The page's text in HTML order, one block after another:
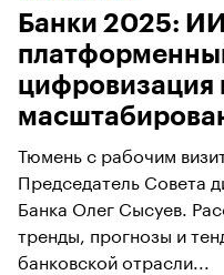
Банки 2025:
цифровизация
Тюмень с рабочим
Председатель Совета
Банка Олег Сысуев.
тренды, прогнозы и
банковской отрасли...